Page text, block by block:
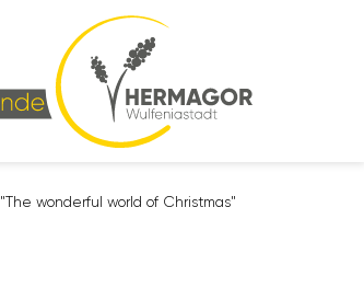
"The wonderful world of Christmas"